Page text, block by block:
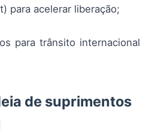
para acelerar liberação;
para trânsito internacional
de suprimentos